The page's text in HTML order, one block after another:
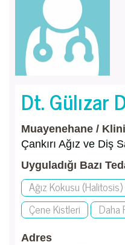
Dt. Gülızar
Muayenehane /
Çankırı Ağız ve Diş
Uyguladığı Bazı
Ağız Kokusu (Halitosis)
Çene Kistleri
Daha
Adres